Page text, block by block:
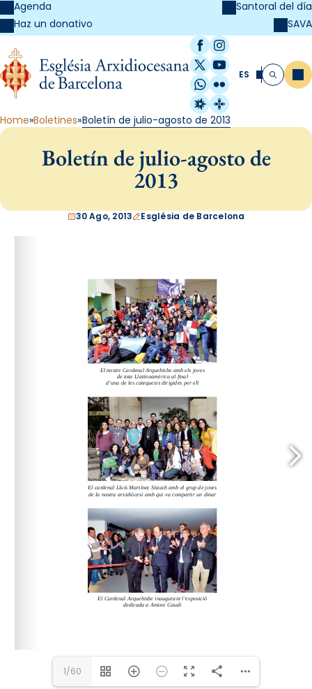
Agenda
Haz un donativo
Santoral del día
SAVA
Facebook
Instagram
X / Twitter
YouTube
WhatsApp
Flickr
Radio Estel
Catalunya
ES Buscar
Home Boletines Boletín de julio-agosto de 2013
Boletín de julio-agosto de
2013
30 Ago, 2013 Església de Barcelona
arqbcn.cat - Web: www.arqbcn.cat
1/60